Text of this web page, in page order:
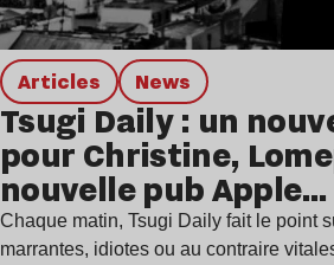
Articles news
Tsugi Daily : un
pour Christine,
nouvelle pub Apple…
Chaque matin, Tsugi Daily fait le point
marrantes, idiotes ou au contraire